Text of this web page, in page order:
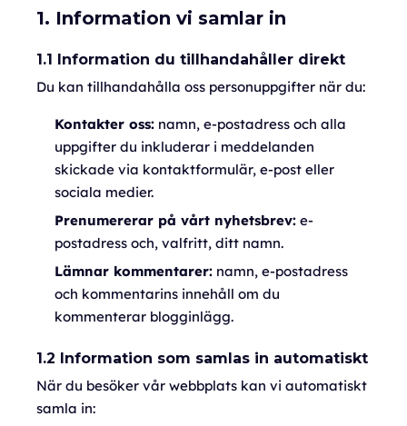
1. Information vi samlar in
1.1 Information du tillhandahåller direkt
Du kan tillhandahålla oss personuppgifter när du:
Kontakter oss: namn, e-postadress och alla
uppgifter du inkluderar i meddelanden
skickade via kontaktformulär, e-post eller
sociala medier.
Prenumererar på vårt nyhetsbrev: e-
postadress och, valfritt, ditt namn.
Lämnar kommentarer: namn, e-postadress
och kommentarins innehåll om du
kommenterar blogginlägg.
1.2 Information som samlas in automatiskt
När du besöker vår webbplats kan vi automatiskt
samla in: